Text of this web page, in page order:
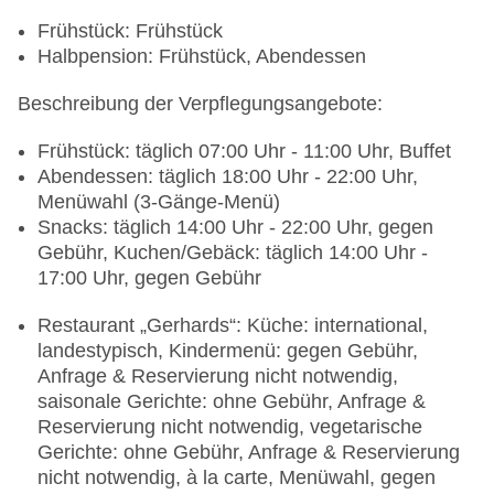
Frühstück: Frühstück
Halbpension: Frühstück, Abendessen
Beschreibung der Verpflegungsangebote:
Frühstück: täglich 07:00 Uhr - 11:00 Uhr, Buffet
Abendessen: täglich 18:00 Uhr - 22:00 Uhr,
Menüwahl (3-Gänge-Menü)
Snacks: täglich 14:00 Uhr - 22:00 Uhr, gegen
Gebühr, Kuchen/Gebäck: täglich 14:00 Uhr -
17:00 Uhr, gegen Gebühr
Restaurant „Gerhards“: Küche: international,
landestypisch, Kindermenü: gegen Gebühr,
Anfrage & Reservierung nicht notwendig,
saisonale Gerichte: ohne Gebühr, Anfrage &
Reservierung nicht notwendig, vegetarische
Gerichte: ohne Gebühr, Anfrage & Reservierung
nicht notwendig, à la carte, Menüwahl, gegen